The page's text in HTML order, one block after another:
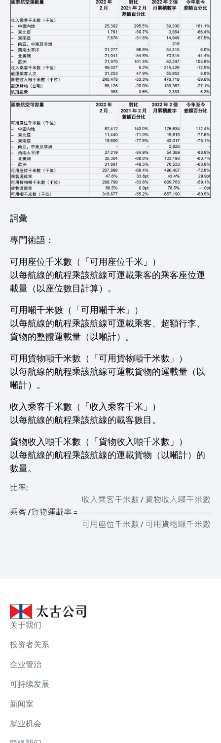
詞彙
專門術語：
可用座位千米數（「可用座位千米」）
以每航線的航程乘該航線可運載乘客的乘客座位運
載量（以座位數目計算）。
可用噸千米數（「可用噸千米」）
以每航線的航程乘該航線可運載乘客、超額行李、
貨物的整體運載量（以噸計）。
可用貨物噸千米數（「可用貨物噸千米數」）
以每航線的航程乘該航線可運載貨物的運載量（以
噸計）。
收入乘客千米數（「收入乘客千米」）
以每航線的航程乘該航線的載客數目。
貨物收入噸千米數（「貨物收入噸千米數」）
以每航線的航程乘該航線的運載貨物（以噸計）的
數量。
关于我们
投资者关系
企业管治
可持续发展
新闻室
就业机会